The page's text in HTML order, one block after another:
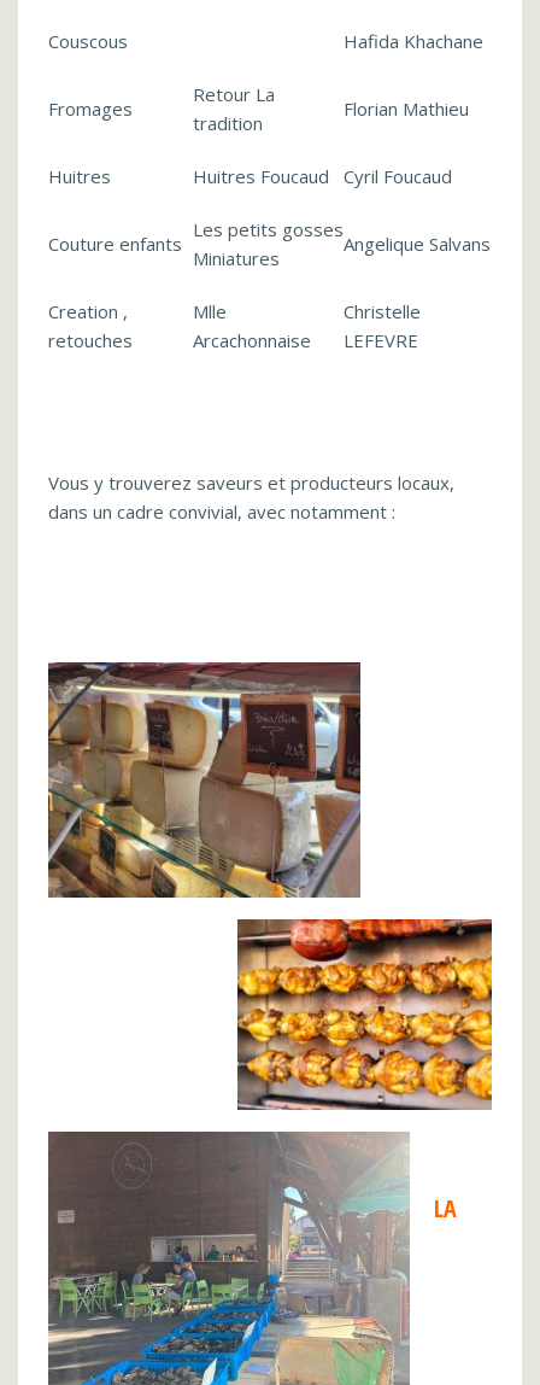
Couscous Hafida Khachane
Fromages
Retour La
tradition
Florian Mathieu
Huitres Huitres Foucaud Cyril Foucaud
Couture enfants
Les petits gosses
Miniatures
Angelique Salvans
Creation ,
retouches
Mlle
Arcachonnaise
Christelle
LEFEVRE
Vous y trouverez saveurs et producteurs locaux,
dans un cadre convivial, avec notamment :
LA